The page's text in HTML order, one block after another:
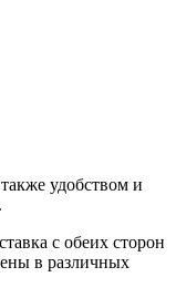
удобством и
с обеих сторон
в различных